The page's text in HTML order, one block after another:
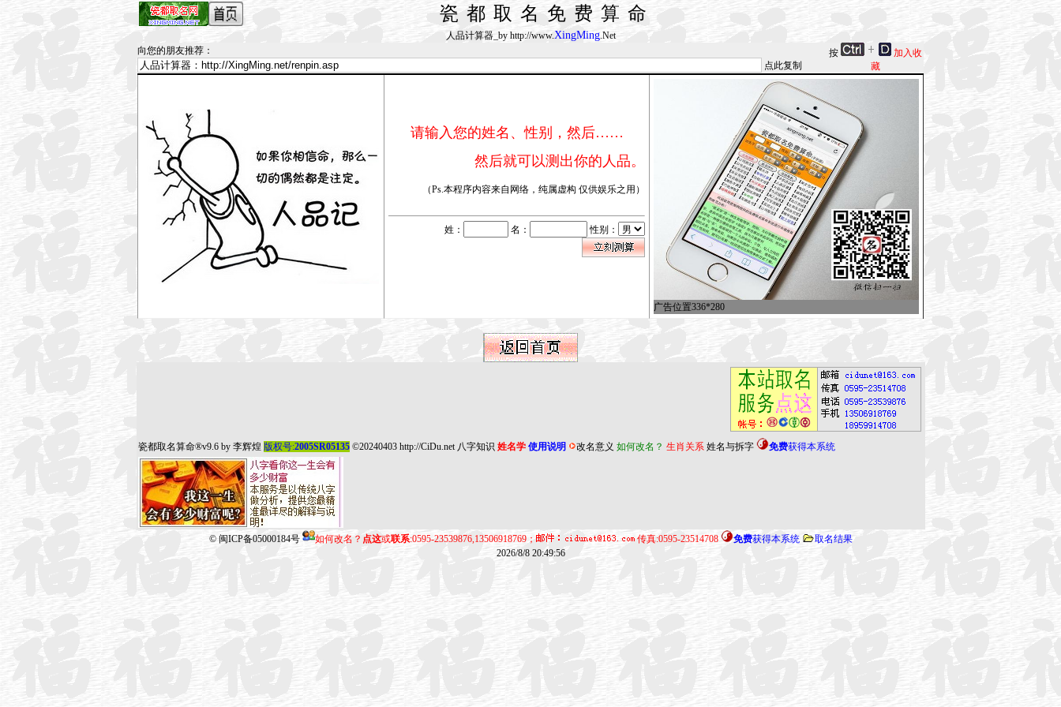
瓷都取名免费算命
人品计算器_by http://www.XingMing.Net
向您的朋友推荐 ：
点此复制
按
加入收
藏
请输入您的姓名、性别，然后……
然后就可以测出你的人品。
（Ps.本程序内容来自网络，纯属虚构 仅供娱乐之用）
姓： 名： 性别：
广告位置336*280
瓷都取名算命®v9.6 by 李辉煌 版权号:2005SR05135©20240403 http://CiDu.net 八字知识 姓名学 使用说明 改名意义 如何改名？ 生肖关系 姓名与拆字 免费获得本系统
© 闽ICP备05000184号 如何改名？ 点这或联系:0595-23539876,13506918769； 传真:0595-23514708 免费获得本系统
取名结果
2026/8/8 20:49:56